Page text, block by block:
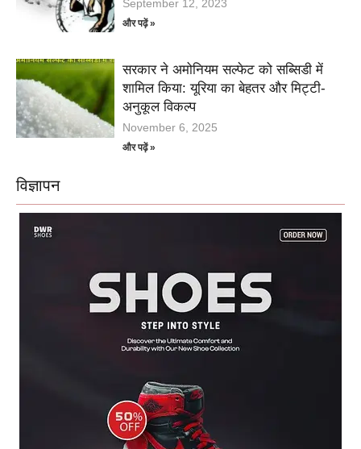
September 12, 2023
और पढ़ें »
सरकार ने अमोनियम सल्फेट को सब्सिडी में
शामिल किया: यूरिया का बेहतर और मिट्टी-
अनुकूल विकल्प
November 6, 2025
और पढ़ें »
विज्ञापन